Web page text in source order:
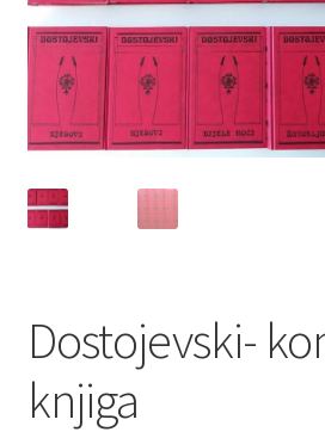
Privatnost podataka
Terms of Use
Uvjeti prodaje i dostava
Dostojevski-
knjiga